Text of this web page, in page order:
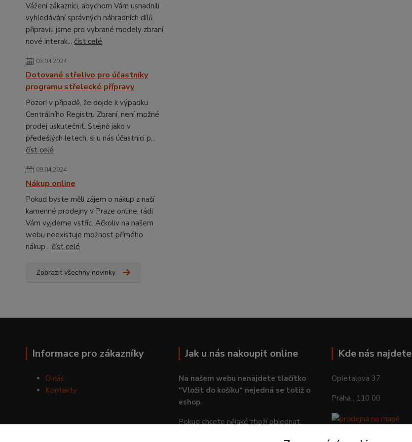
Vážení zákazníci, abychom Vám usnadnili
vyhledávání správných náhradních dílů,
připravili jsme pro vybrané modely zbraní
nové interak... číst celé
03.04.2024
Dotované střelivo pro účastníky
programu střelecké přípravy
Pozor! v připadě, že dojde k výpadku
Centrálního Registru Zbraní, není možné
prodej uskutečnit. Stejně jako v
předešlých letech, si u nás účastníci p...
číst celé
09.04.2024
Nákup online
Pokud byste měli zájem o nákup z naší
kamenné prodejny v Praze online, rádi
Vám vyjdeme vstříc. Ačkoliv na našem
webu neexistuje možnost přímého
nákup... číst celé
Zobrazit všechny novinky
Informace pro zákazníky
O nás
Kontakty
Jak u nás nakoupit online
Na našem webu nenajdete tlačítko
“Vložit do košíku“ nejedná se totiž o
eshop.
Pokud chcete nějaké zboží objednat,
Kde nás najdete
Opletalova 37
Praha , 110 00